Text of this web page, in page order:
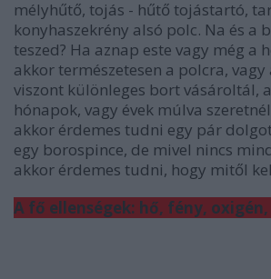
mélyhűtő, tojás - hűtő tojástartó,
konyhaszekrény alsó polc. Na és a
teszed? Ha aznap este vagy még a
akkor természetesen a polcra, vagy
viszont különleges bort vásároltál,
hónapok, vagy évek múlva
akkor érdemes tudni egy pár
egy borospince, de mivel nincs
akkor érdemes tudni, hogy mitől
A fő ellenségek: hő, fény,